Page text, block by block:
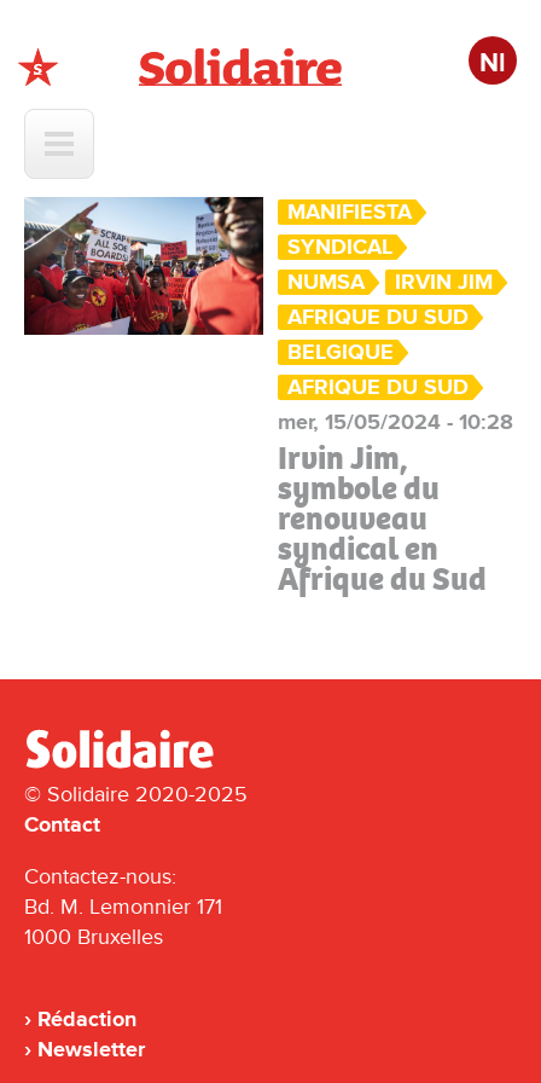
Nl
MANIFIESTA
SYNDICAL
NUMSA
IRVIN JIM
AFRIQUE DU SUD
BELGIQUE
AFRIQUE DU SUD
mer, 15/05/2024 - 10:28
Irvin Jim,
symbole du
renouveau
syndical en
Afrique du Sud
© Solidaire 2020-2025
Contact
Contactez-nous:
Bd. M. Lemonnier 171
1000 Bruxelles
Rédaction
Newsletter